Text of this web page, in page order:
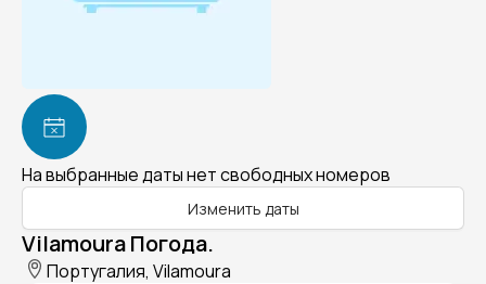
На выбранные даты нет свободных номеров
Изменить даты
Vilamoura Погода.
Португалия, Vilamoura